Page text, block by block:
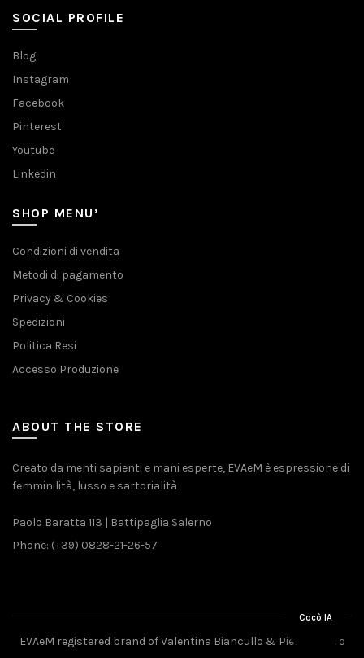
SOCIAL PROFILE
Blog
Instagram
Facebook
Pinterest
Youtube
Linkedin
SHOP MENU’
Condizioni di vendita
Metodi di pagamento
Privacy & Cookies
Spedizioni
Politica Resi
Accesso Produzione
ABOUT THE STORE
Creato da menti sapienti e mani esperte, EVAeM è espressione di
femminilità, lusso e sartorialità
Paolo Baratta 113 | Battipaglia Salerno
Phone: (+39) 0828-21-26-57
EVAeM registered brand of Valentina Biancullo & Pietro Piliero
Cocò IA